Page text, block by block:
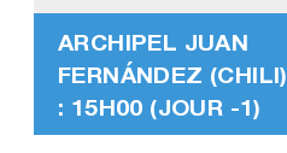
ARCHIPEL JUAN
FERNÁNDEZ (CHILI)
: 15H00 (JOUR -1)